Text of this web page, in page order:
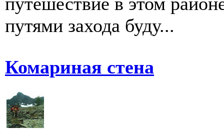
путями захода буду...
Комариная стена